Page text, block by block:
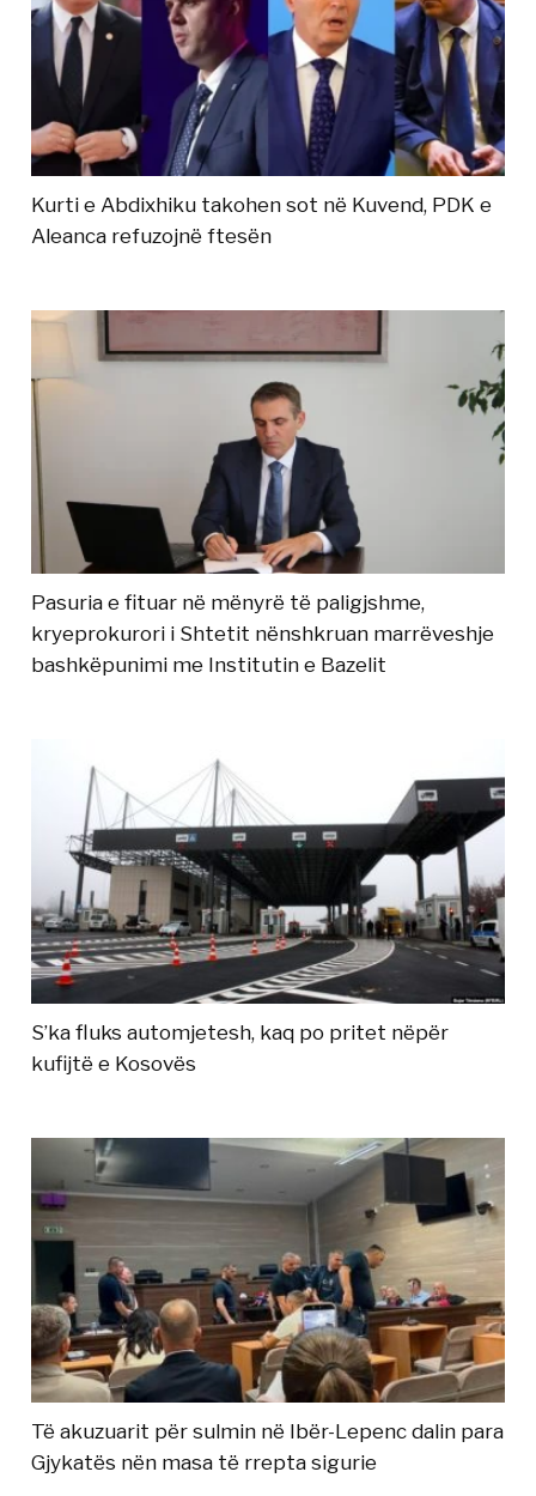
Kurti e Abdixhiku takohen sot në Kuvend, PDK e
Aleanca refuzojnë ftesën
Pasuria e fituar në mënyrë të paligjshme,
kryeprokurori i Shtetit nënshkruan marrëveshje
bashkëpunimi me Institutin e Bazelit
S’ka fluks automjetesh, kaq po pritet nëpër
kufijtë e Kosovës
Të akuzuarit për sulmin në Ibër-Lepenc dalin para
Gjykatës nën masa të rrepta sigurie